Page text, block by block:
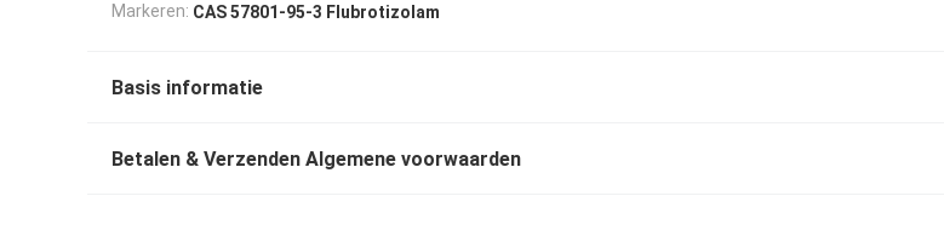
Markeren: CAS 57801-95-3 Flubrotizolam
Basis informatie
Betalen & Verzenden Algemene voorwaarden